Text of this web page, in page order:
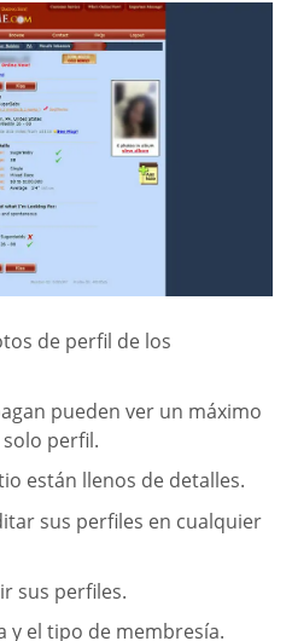
de perfil de los
pueden ver un máximo
perfil.
están llenos de detalles.
sus perfiles en cualquier
sus perfiles.
y el tipo de membresía.